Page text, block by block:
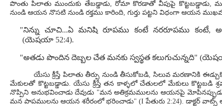
పొంతు పిలాతు ముందుకు తేబడ్డాడు, రోమా కొరడాతో వీపుపై కొట్టబడ్డాడు,
నుండి ఆయన నొసటి నుండి రక్తము కారింది, గుర్తు పట్టని విధంగా ఆయన
"నిన్ను చూచి...ఏ మనిషి రూపము కంటే నరరూపము
(యెషయా 52:4).
"అతడు పొందిన దెబ్బల చేత మనకు స్వస్థత కలుగుచున్నది"
యేసు క్రీస్తే పిలాతు తీర్పు నుండి తీసుకోబడి, సిలువ మరణానికి
మేకులతో కొట్టబడ్డాడు. యేసు క్రీస్తే తన కాళ్ళలో చేతులలో మేకులు
నొప్పిని అనుభవించాడు దేవుడు "మన అతిక్రమములను ఆయనపై
మన పాపములను ఆయన శరీరంలో భరించాడు" (I పేతురు 2:24). డాక్టర్ వాట్స్